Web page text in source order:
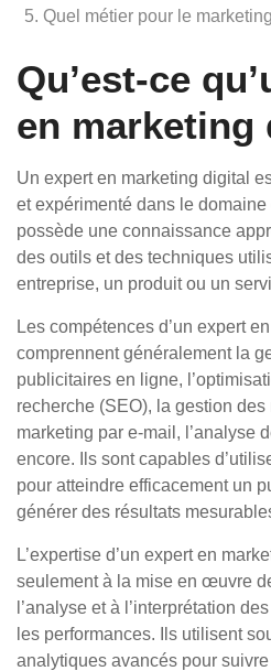
Quel métier pour le
Qu’est-ce
en marketing
Un expert en marketing digital
et expérimenté dans le domaine
possède une connaissance
des outils et des techniques
entreprise, un produit ou un
Les compétences d’un expert
comprennent généralement la
publicitaires en ligne,
recherche (SEO), la gestion
marketing par e-mail, l’analyse
encore. Ils sont capables
pour atteindre efficacement un
générer des résultats
L’expertise d’un expert en
seulement à la mise en œuvre
l’analyse et à l’interprétation
les performances. Ils utilisent
analytiques avancés pour